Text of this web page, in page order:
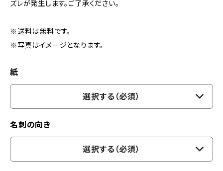
ズレが発生します。ご了承ください。
※送料は無料です。
※写真はイメージとなります。
紙
選択する（必須）
名刺の向き
選択する（必須）